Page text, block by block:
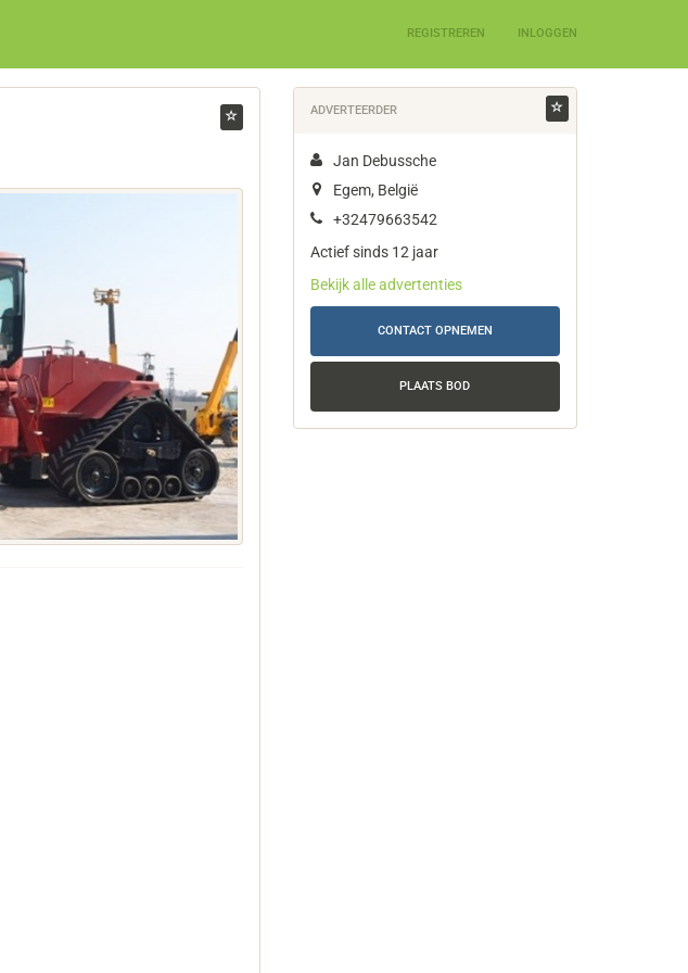
REGISTREREN INLOGGEN
ADVERTEERDER
Jan Debussche
Egem, België
+32479663542
Actief sinds 12 jaar
Bekijk alle advertenties
CONTACT OPNEMEN
PLAATS BOD